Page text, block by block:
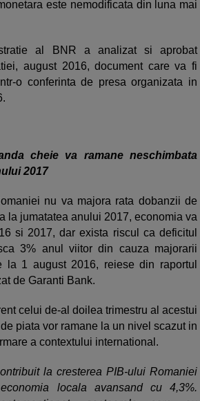
este nemodificata din luna mai
al BNR a analizat si aprobat
august 2016, document care va fi
o conferinta de presa organizata in
cheie va ramane neschimbata
2017
nu va majora rata dobanzii de
la jumatatea anului 2017, economia va
si 2017, dar exista riscul ca deficitul
3% anul viitor din cauza majorarii
la 1 august 2016, reiese din raportul
de Garanti Bank.
celui de-al doilea trimestru al acestui
piata vor ramane la un nivel scazut in
a contextului international.
la cresterea PIB-ului Romaniei
locala avansand cu 4,3%.